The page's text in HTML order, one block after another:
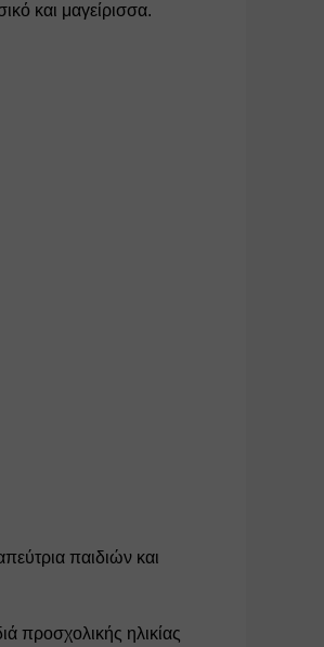
και μαγείρισσα.
παιδιών και
προσχολικής ηλικίας